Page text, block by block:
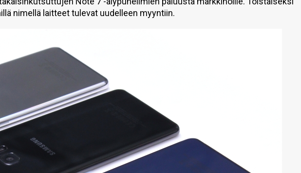
nimellä laitteet tulevat uudelleen myyntiin.